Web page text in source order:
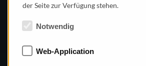
der Seite zur Verfügung stehen.
Notwendig
Web-Application